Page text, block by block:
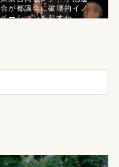
合が都議会に破壊的イノ
ベーションを起すか